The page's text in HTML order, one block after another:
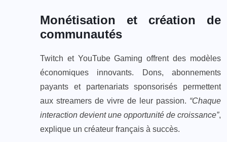
Monétisation et création de
communautés
Twitch et YouTube Gaming offrent des modèles
économiques innovants. Dons, abonnements
payants et partenariats sponsorisés permettent
aux streamers de vivre de leur passion. “Chaque
interaction devient une opportunité de croissance”,
explique un créateur français à succès.